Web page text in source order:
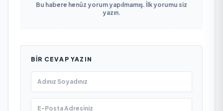
Bu habere henüz yorum yapılmamış. İlk yorumu siz
yazın.
BIR CEVAP YAZIN